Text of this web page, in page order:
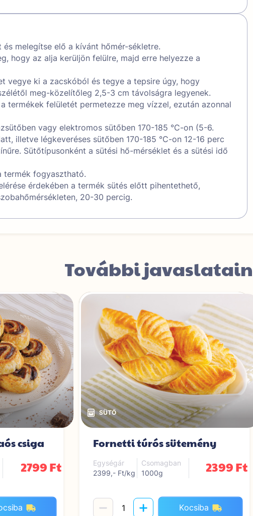
és melegítse elő a kívánt hőmér-sékletre.
hogy az alja kerüljön felülre, majd erre helyezze a
vegye ki a zacskóból és tegye a tepsire úgy, hogy
meg-közelítőleg 2,5-3 cm távolságra legyenek.
termékek felületét permetezze meg vízzel, ezután azonnal
vagy elektromos sütőben 170-185 °C-on (5-6.
illetve légkeveréses sütőben 170-185 °C-on 12-16 perc
Sütőtípusonként a sütési hő-mérséklet és a sütési idő
termék fogyasztható.
érdekében a termék sütés előtt pihentethető,
20-30 percig.
További
csiga
2799 Ft
Fornetti túrós sütemény
Egységár
2399,- Ft/kg
Csomagban
1000g
2399 Ft
Kocsiba